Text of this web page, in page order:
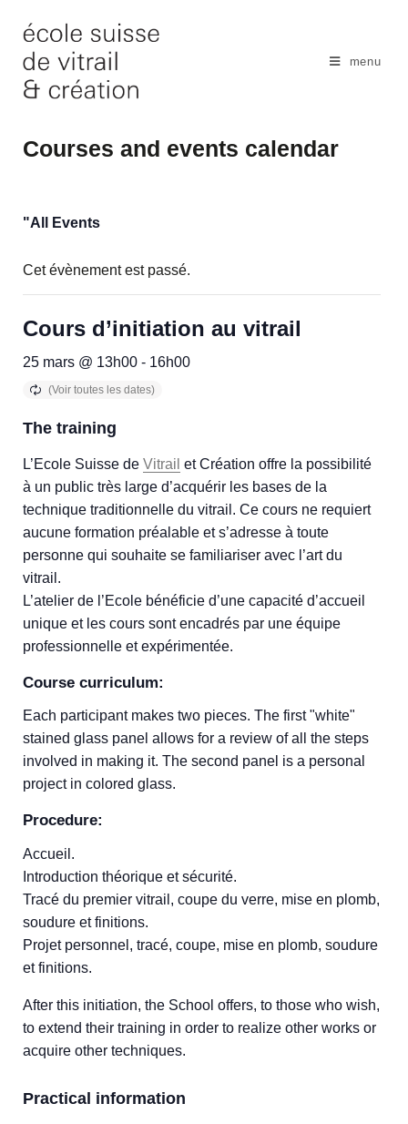
content
menu
Courses and events calendar
"All Events
Cet évènement est passé.
Cours d’initiation au vitrail
25 mars @ 13h00 - 16h00
The training
L’Ecole Suisse de Vitrail et Création offre la possibilité
à un public très large d’acquérir les bases de la
technique traditionnelle du vitrail. Ce cours ne requiert
aucune formation préalable et s’adresse à toute
personne qui souhaite se familiariser avec l’art du
vitrail.
L’atelier de l’Ecole bénéficie d’une capacité d’accueil
unique et les cours sont encadrés par une équipe
professionnelle et expérimentée.
Course curriculum:
Each participant makes two pieces. The first "white"
stained glass panel allows for a review of all the steps
involved in making it. The second panel is a personal
project in colored glass.
Procedure:
Accueil.
Introduction théorique et sécurité.
Tracé du premier vitrail, coupe du verre, mise en plomb,
soudure et finitions.
Projet personnel, tracé, coupe, mise en plomb, soudure
et finitions.
After this initiation, the School offers, to those who wish,
to extend their training in order to realize other works or
acquire other techniques.
Practical information